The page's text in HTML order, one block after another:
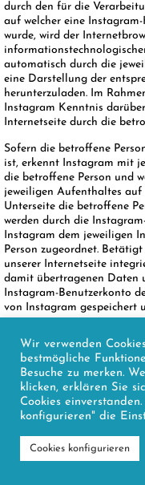
durch den für die
auf welcher eine
wurde, wird der
automatisch durch die
eine Darstellung der
herunterzuladen. Im
Instagram Kenntnis
Internetseite durch die
Sofern die betroffene
ist, erkennt Instagram mit
die betroffene Person und
jeweiligen Aufenthaltes auf
Unterseite die betroffene
werden durch die
Instagram dem jeweiligen
Person zugeordnet.
unserer Internetseite
damit übertragenen Daten
Instagram-Benutzerkonto
von Instagram gespeichert
Information darüber, dass
Internetseite besucht hat,
Zeitpunkt des Aufrufs
Instagram eingeloggt ist;
die betroffene Person die
nicht. Ist eine derartige
Instagram von der
Übermittlung dadurch
unserer Internetseite aus
Wir verwenden
bestmögliche
Besuche zu merken.
klicken, erklären Sie
Cookies
konfigurieren" die
Cookies konfigurieren